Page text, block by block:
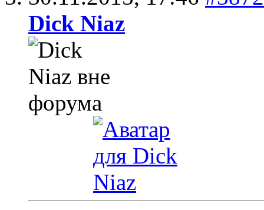
Dick Niaz